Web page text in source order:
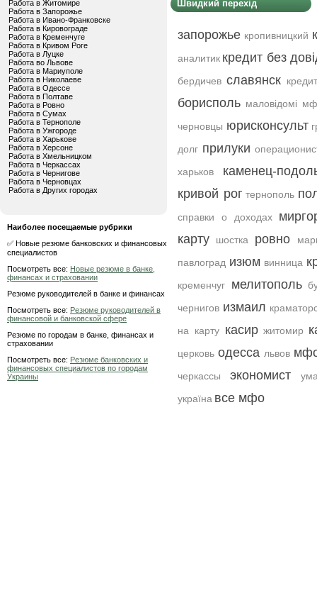
Работа в Житомире
Работа в Запорожье
Работа в Ивано-Франковске
Работа в Кировограде
Работа в Кременчуге
Работа в Кривом Роге
Работа в Луцке
Работа во Львове
Работа в Мариуполе
Работа в Николаеве
Работа в Одессе
Работа в Полтаве
Работа в Ровно
Работа в Сумах
Работа в Тернополе
Работа в Ужгороде
Работа в Харькове
Работа в Херсоне
Работа в Хмельницком
Работа в Черкассах
Работа в Чернигове
Работа в Черновцах
Работа в Других городах
Наиболее посещаемые рубрики
✅ Новые резюме банковских и финансовых
специалистов
Посмотреть все: Новые резюме в банке,
финансах и страховании
Резюме руководителей в банке и финансах
Посмотреть все: Резюме руководителей в
финансовой и банковской сфере
Резюме по городам в банке, финансах и
страховании
Посмотреть все: Резюме банковских и
финансовых специалистов по городам
Украины
Швидкий перехід
запорожье кропивницкий
аналитик кредит без
бердичев славянск
борисполь маловідомі
черновцы юрисконсульт
долг прилуки
харьков
каменец-
кривой рог тернополь
справки о доходах
карту
шостка ровно
павлоград изюм винница
кременчуг мелитополь
чернигов измаил
на карту касир житомир
церковь одесса львов
черкассы экономист
україна все мфо